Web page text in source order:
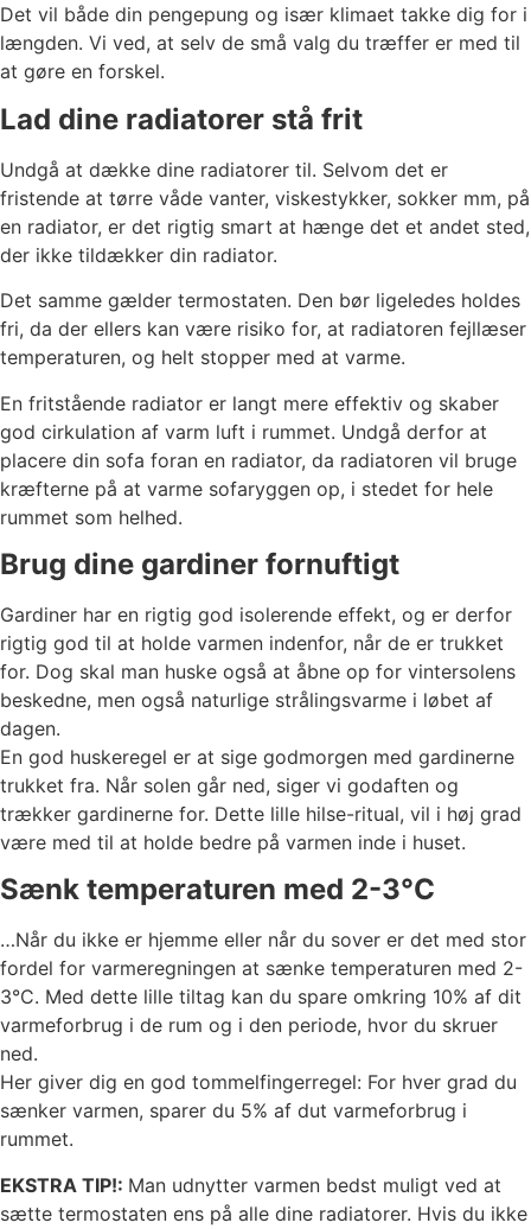
Det vil både din pengepung og især klimaet takke dig for i
længden. Vi ved, at selv de små valg du træffer er med til
at gøre en forskel.
Lad dine radiatorer stå frit
Undgå at dække dine radiatorer til. Selvom det er
fristende at tørre våde vanter, viskestykker, sokker mm, på
en radiator, er det rigtig smart at hænge det et andet sted,
der ikke tildækker din radiator.
Det samme gælder termostaten. Den bør ligeledes holdes
fri, da der ellers kan være risiko for, at radiatoren fejllæser
temperaturen, og helt stopper med at varme.
En fritstående radiator er langt mere effektiv og skaber
god cirkulation af varm luft i rummet. Undgå derfor at
placere din sofa foran en radiator, da radiatoren vil bruge
kræfterne på at varme sofaryggen op, i stedet for hele
rummet som helhed.
Brug dine gardiner fornuftigt
Gardiner har en rigtig god isolerende effekt, og er derfor
rigtig god til at holde varmen indenfor, når de er trukket
for. Dog skal man huske også at åbne op for vintersolens
beskedne, men også naturlige strålingsvarme i løbet af
dagen.
En god huskeregel er at sige godmorgen med gardinerne
trukket fra. Når solen går ned, siger vi godaften og
trækker gardinerne for. Dette lille hilse-ritual, vil i høj grad
være med til at holde bedre på varmen inde i huset.
Sænk temperaturen med 2-3°C
…Når du ikke er hjemme eller når du sover er det med stor
fordel for varmeregningen at sænke temperaturen med 2-
3°C. Med dette lille tiltag kan du spare omkring 10% af dit
varmeforbrug i de rum og i den periode, hvor du skruer
ned.
Her giver dig en god tommelfingerregel: For hver grad du
sænker varmen, sparer du 5% af dut varmeforbrug i
rummet.
EKSTRA TIP!: Man udnytter varmen bedst muligt ved at
sætte termostaten ens på alle dine radiatorer. Hvis du ikke